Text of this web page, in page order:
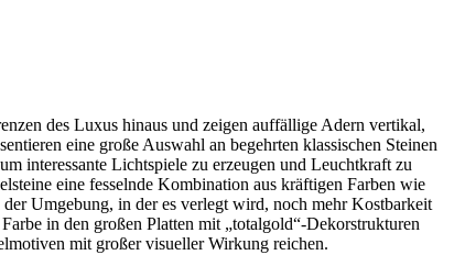
des Luxus hinaus und zeigen auffällige Adern vertikal,
eine große Auswahl an begehrten klassischen Steinen
interessante Lichtspiele zu erzeugen und Leuchtkraft zu
eine fesselnde Kombination aus kräftigen Farben wie
Umgebung, in der es verlegt wird, noch mehr Kostbarkeit
in den großen Platten mit „totalgold“-Dekorstrukturen
mit großer visueller Wirkung reichen.